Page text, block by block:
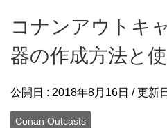
コナンアウトキ
器の作成方法と
公開日 : 2018年8月16日 / 更新
Conan Outcasts